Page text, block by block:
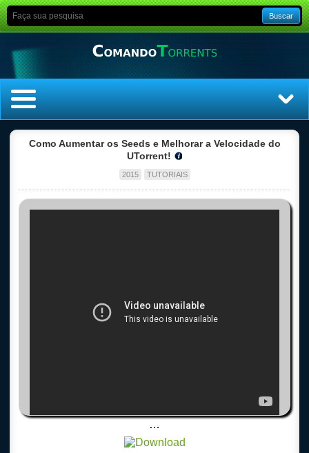
Buscar
Top Séries
Como Aumentar os Seeds e Melhorar a Velocidade do
UTorrent!
2015 TUTORIAIS
…